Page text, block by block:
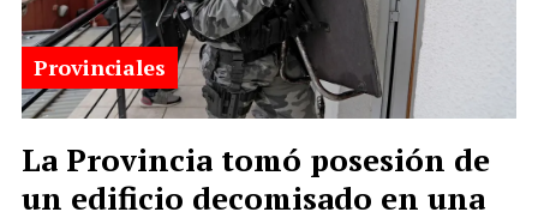
La Provincia tomó posesión de
un edificio decomisado en una
Provinciales